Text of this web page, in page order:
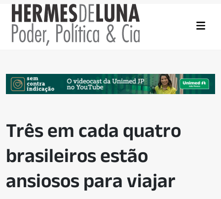
Três em cada quatro
brasileiros estão
ansiosos para viajar